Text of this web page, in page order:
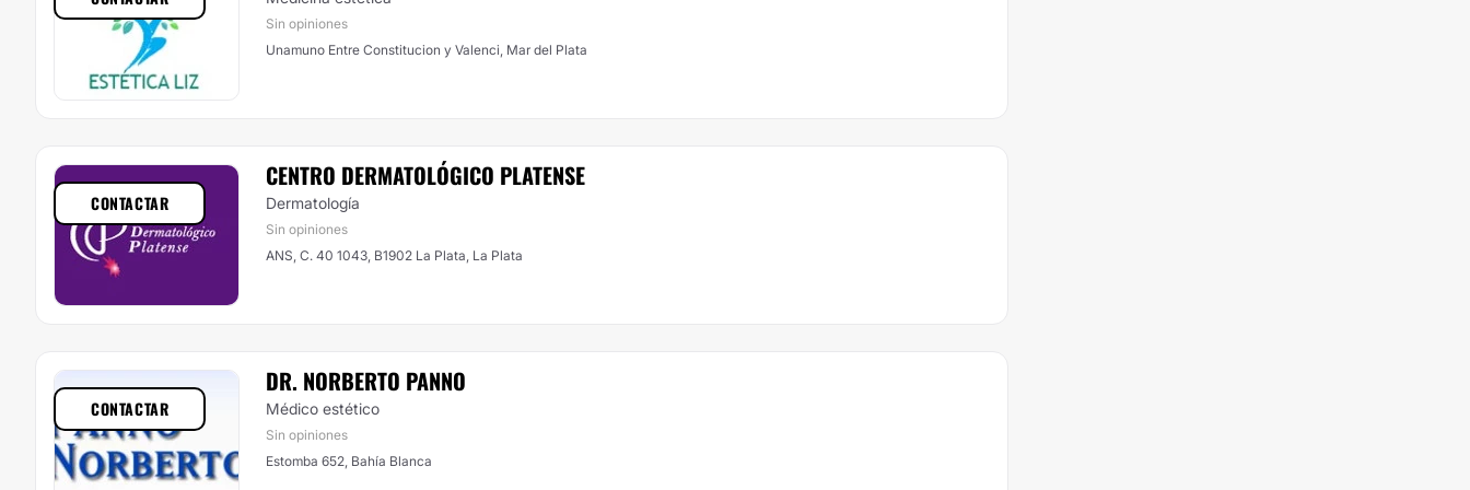
Sin opiniones
Unamuno Entre Constitucion y Valenci, Mar del Plata
CENTRO DERMATOLÓGICO PLATENSE
Dermatología
Sin opiniones
ANS, C. 40 1043, B1902 La Plata, La Plata
CONTACTAR
DR. NORBERTO PANNO
Médico estético
Sin opiniones
Estomba 652, Bahía Blanca
CONTACTAR